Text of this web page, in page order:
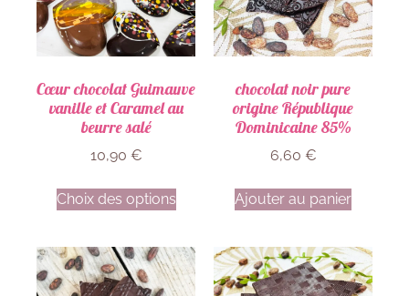
Cœur chocolat Guimauve
vanille et Caramel au
beurre salé
10,90 €
Choix des options
chocolat noir pure
origine République
Dominicaine 85%
6,60 €
Ajouter au panier